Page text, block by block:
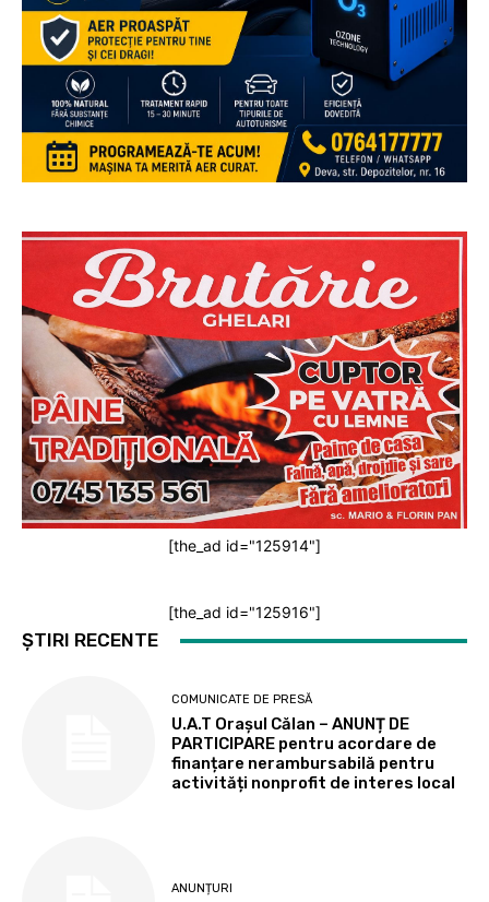
[the_ad id="125914"]
[the_ad id="125916"]
ȘTIRI RECENTE
COMUNICATE DE PRESĂ
U.A.T Orașul Călan – ANUNȚ DE
PARTICIPARE pentru acordare de
finanțare nerambursabilă pentru
activități nonprofit de interes local
ANUNȚURI